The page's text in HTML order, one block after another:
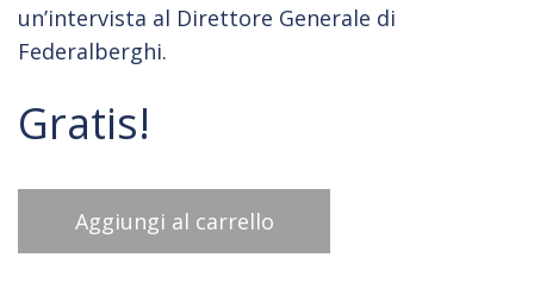
un’intervista al Direttore Generale di
Federalberghi.
Gratis!
Aggiungi al carrello